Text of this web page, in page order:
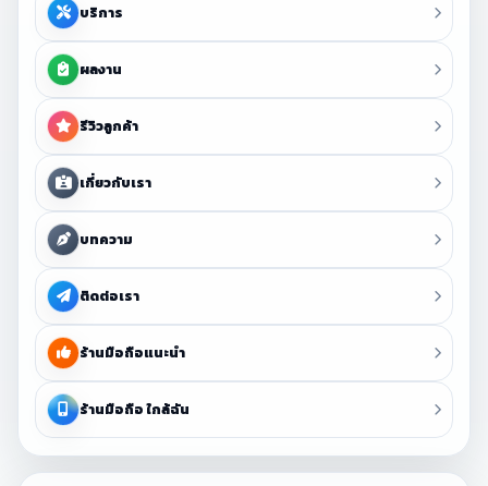
บริการ
ผลงาน
รีวิวลูกค้า
เกี่ยวกับเรา
บทความ
ติดต่อเรา
ร้านมือถือแนะนำ
ร้านมือถือ ใกล้ฉัน